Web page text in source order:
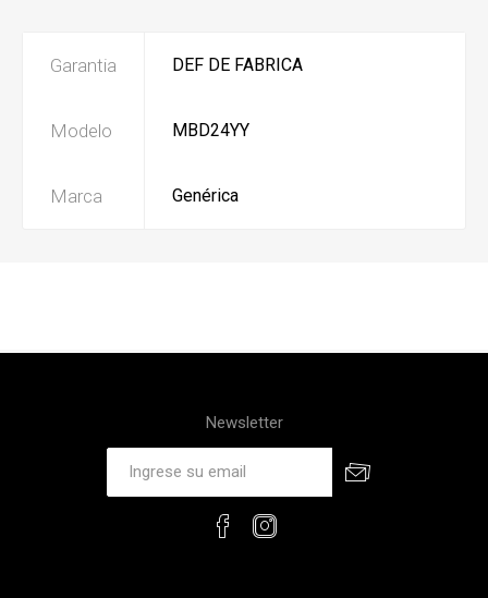
Garantia DEF DE FABRICA
Modelo MBD24YY
Marca Genérica
Newsletter